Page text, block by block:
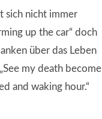
sich nicht immer
up the car“ doch
über das Leben
my death become
and waking hour.“